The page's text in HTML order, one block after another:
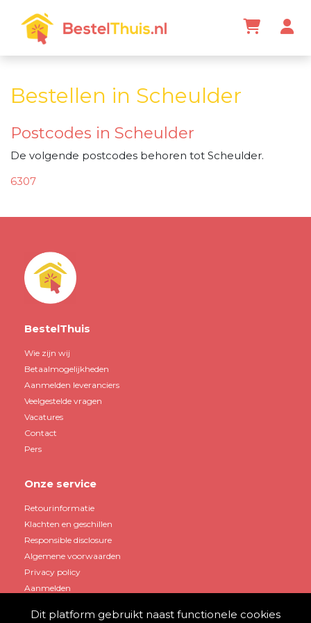
Bestellen in Scheulder
Postcodes in Scheulder
De volgende postcodes behoren tot Scheulder.
6307
BestelThuis
Wie zijn wij
Betaalmogelijkheden
Aanmelden leveranciers
Veelgestelde vragen
Vacatures
Contact
Pers
Onze service
Retourinformatie
Klachten en geschillen
Responsible disclosure
Algemene voorwaarden
Privacy policy
Aanmelden
Dit platform gebruikt naast functionele cookies